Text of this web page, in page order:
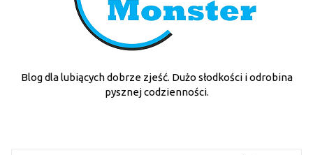
Blog dla lubiących dobrze zjeść. Dużo słodkości i odrobina
pysznej codzienności.